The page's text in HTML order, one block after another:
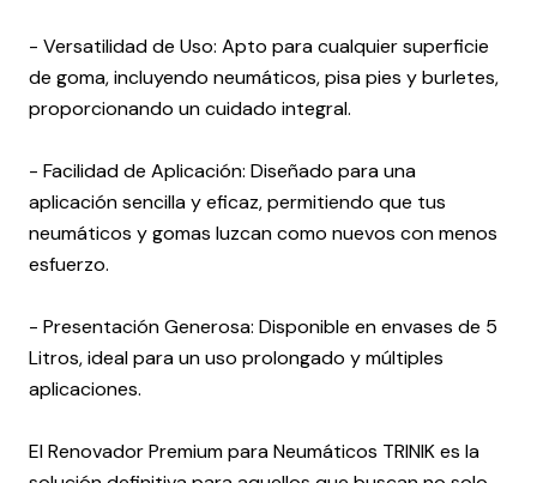
- Versatilidad de Uso: Apto para cualquier superficie
de goma, incluyendo neumáticos, pisa pies y burletes,
proporcionando un cuidado integral.
- Facilidad de Aplicación: Diseñado para una
aplicación sencilla y eficaz, permitiendo que tus
neumáticos y gomas luzcan como nuevos con menos
esfuerzo.
- Presentación Generosa: Disponible en envases de 5
Litros, ideal para un uso prolongado y múltiples
aplicaciones.
El Renovador Premium para Neumáticos TRINIK es la